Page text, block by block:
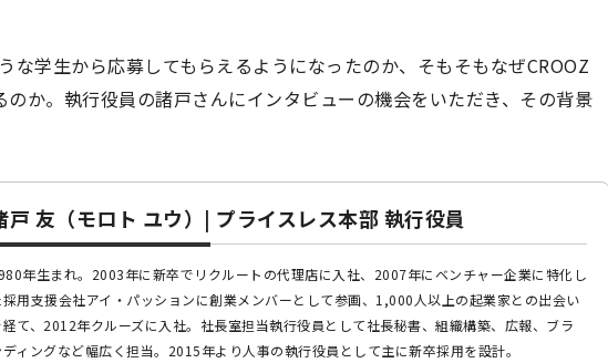
な学生から応募してもらえるようになったのか、そもそもなぜCROOZ
のか。執行役員の諸戸さんにインタビューの機会をいただき、その背景
戸 友（モロト ユウ）| プライスレス本部 執行役員
年生まれ。2003年に新卒でリクルートの代理店に入社、2007年にベンチャー企業に特化し
採用支援会社アイ・パッションに創業メンバーとして参画、1,000人以上の起業家との出会い
経て、2012年クルーズに入社。社長室担当執行役員として社長秘書、組織構築、広報、ブラ
ディングなど幅広く担当。2015年より人事の執行役員として主に新卒採用を設計。